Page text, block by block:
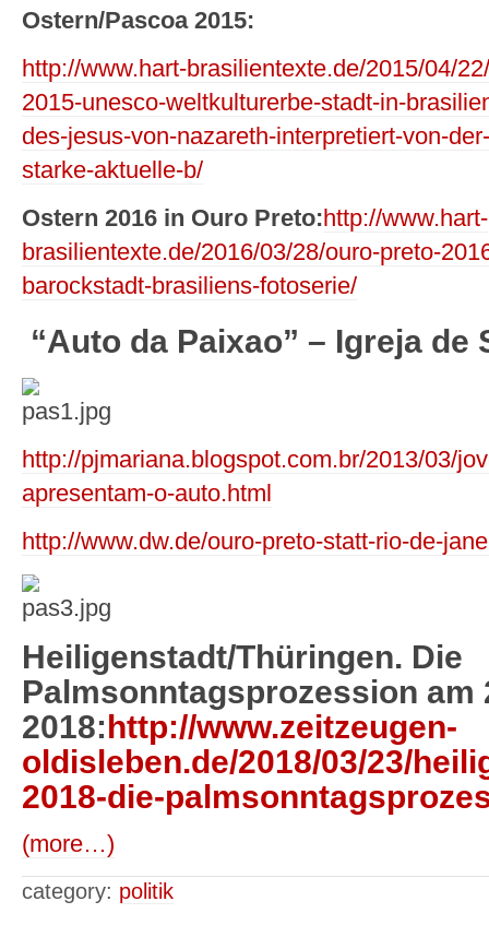
Ostern/Pascoa 2015:
http://www.hart-brasilientexte.de/2015/04/
2015-unesco-weltkulturerbe-stadt-in-
des-jesus-von-nazareth-interpretiert-von-
starke-aktuelle-b/
Ostern 2016 in Ouro Preto:http://www.hart-
brasilientexte.de/2016/03/28/ouro-preto-
barockstadt-brasiliens-fotoserie/
“Auto da Paixao” – Igreja de
http://pjmariana.blogspot.com.br/2013/03/
apresentam-o-auto.html
http://www.dw.de/ouro-preto-statt-rio-de-
Heiligenstadt/Thüringen. Die
Palmsonntagsprozession am
2018:http://www.zeitzeugen-
oldisleben.de/2018/03/23/
2018-die-
(more…)
category: politik